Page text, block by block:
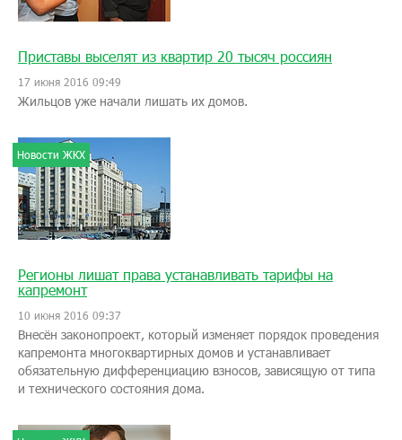
Приставы выселят из квартир 20 тысяч россиян
17 июня 2016 09:49
Жильцов уже начали лишать их домов.
Новости ЖКХ
Регионы лишат права устанавливать тарифы на
капремонт
10 июня 2016 09:37
Внесён законопроект, который изменяет порядок проведения
капремонта многоквартирных домов и устанавливает
обязательную дифференциацию взносов, зависящую от типа
и технического состояния дома.